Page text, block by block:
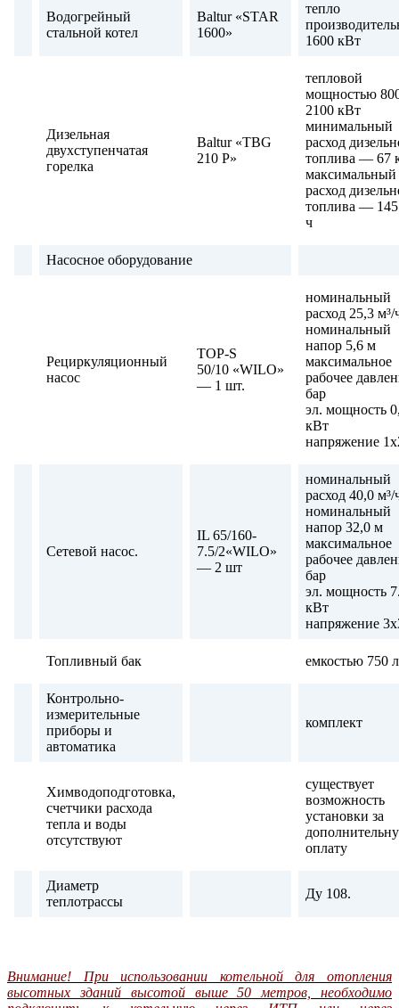
Водогрейный
стальной котел
Baltur «STAR
1600»
тепло
1600 кВт
Дизельная
двухступенчатая
горелка
Baltur «TBG
210 P»
тепловой
мощностью
2100 кВт
минимальный
расход
топлива — 67
максимальный
расход
топлива —
ч
Насосное оборудование
Рециркуляционный
насос
TOP-S
50/10 «WILO»
— 1 шт.
номинальный
расход 25,3
номинальный
напор 5,6 м
максимальное
рабочее
бар
эл. мощность
кВт
напряжение
Сетевой насос.
IL 65/160-
7.5/2«WILO»
— 2 шт
номинальный
расход 40,0
номинальный
напор 32,0 м
максимальное
рабочее
бар
эл. мощность
кВт
напряжение
Топливный бак емкостью 750 л
Контрольно-
измерительные
приборы и
автоматика
комплект
Химводоподготовка,
счетчики расхода
тепла и воды
отсутствуют
существует
возможность
установки за
оплату
Диаметр
теплотрассы
Ду 108.
Внимание! При использовании котельной для отопления
высотных зданий высотой выше 50 метров, необходимо